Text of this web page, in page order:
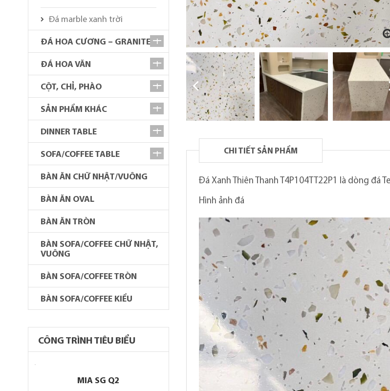
CHI TIẾT SẢN PHẨM
Đá Xanh Thiên Thanh T4P104TT22P1 là dòng đá
Hình ảnh đá
Đá marble xanh trời
ĐÁ HOA CƯƠNG – GRANITE
ĐÁ HOA VĂN
CỘT, CHỈ, PHÀO
SẢN PHẨM KHÁC
DINNER TABLE
SOFA/COFFEE TABLE
BÀN ĂN CHỮ NHẬT/VUÔNG
BÀN ĂN OVAL
BÀN ĂN TRÒN
BÀN SOFA/COFFEE CHỮ NHẬT,
VUÔNG
BÀN SOFA/COFFEE TRÒN
BÀN SOFA/COFFEE KIỂU
CÔNG TRÌNH TIÊU BIỂU
MIA SG Q2